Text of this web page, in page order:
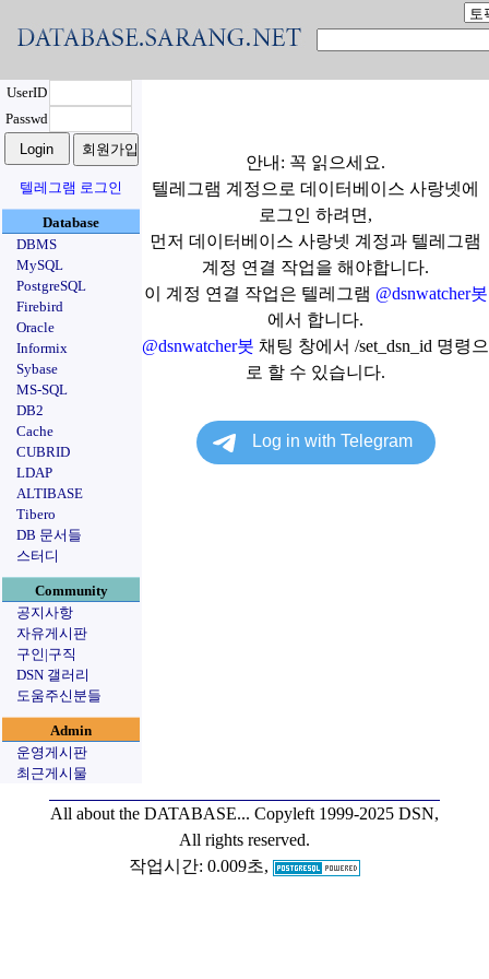
UserID
Passwd
텔레그램 로그인
Database
DBMS
MySQL
PostgreSQL
Firebird
Oracle
Informix
Sybase
MS-SQL
DB2
Cache
CUBRID
LDAP
ALTIBASE
Tibero
DB 문서들
스터디
Community
공지사항
자유게시판
구인|구직
DSN 갤러리
도움주신분들
Admin
운영게시판
최근게시물
안내: 꼭 읽으세요.
텔레그램 계정으로 데이터베이스 사랑넷에
로그인 하려면,
먼저 데이터베이스 사랑넷 계정과 텔레그램
계정 연결 작업을 해야합니다.
이 계정 연결 작업은 텔레그램 @dsnwatcher봇
에서 합니다.
@dsnwatcher봇 채팅 창에서 /set_dsn_id 명령으
로 할 수 있습니다.
All about the DATABASE... Copyleft 1999-2025 DSN,
All rights reserved.
작업시간: 0.009초,